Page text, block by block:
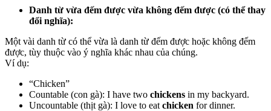
Danh từ vừa đếm được vừa không đếm được (có thể thay
đổi nghĩa):
Một vài danh từ có thể vừa là danh từ đếm được hoặc không đếm
được, tùy thuộc vào ý nghĩa khác nhau của chúng.
Ví dụ:
“Chicken”
Countable (con gà): I have two chickens in my backyard.
Uncountable (thịt gà): I love to eat chicken for dinner.